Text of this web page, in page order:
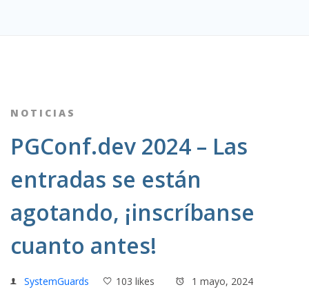
NOTICIAS
PGConf.dev 2024 – Las
entradas se están
agotando, ¡inscríbanse
cuanto antes!
SystemGuards 103 likes 1 mayo, 2024